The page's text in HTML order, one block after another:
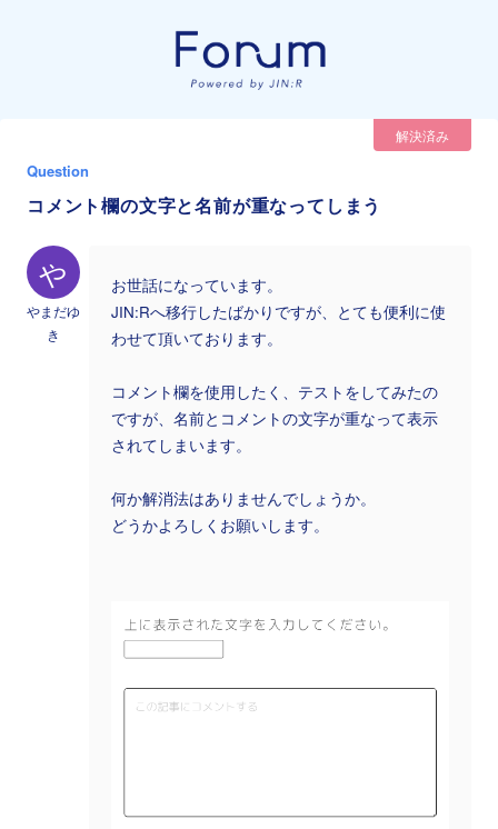
解決済み
Question
コメント欄の文字と名前が重なってしまう
や
やまだゆ
き
お世話になっています。
JIN:Rへ移行したばかりですが、とても便利に使
わせて頂いております。
コメント欄を使用したく、テストをしてみたの
ですが、名前とコメントの文字が重なって表示
されてしまいます。
何か解消法はありませんでしょうか。
どうかよろしくお願いします。